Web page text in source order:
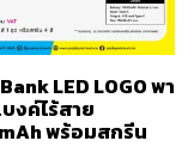
LED LOGO พา
งค์ไร้สาย
พร้อมสกรีน